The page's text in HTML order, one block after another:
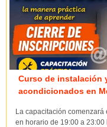
Curso de instalación
acondicionados en
La capacitación comenzará
en horario de 19:00 a